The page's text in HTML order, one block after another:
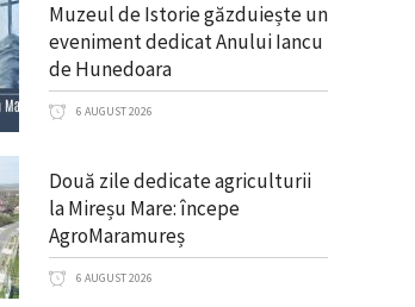
Muzeul de Istorie găzduiește un
eveniment dedicat Anului Iancu
de Hunedoara
6 AUGUST 2026
Două zile dedicate agriculturii
la Mireșu Mare: începe
AgroMaramureș
6 AUGUST 2026